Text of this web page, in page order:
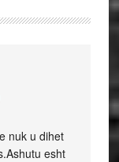
nuk u dihet
esht